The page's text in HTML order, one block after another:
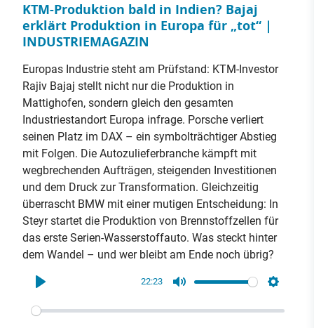
KTM-Produktion bald in Indien? Bajaj
erklärt Produktion in Europa für „tot“ |
INDUSTRIEMAGAZIN
Europas Industrie steht am Prüfstand: KTM-Investor
Rajiv Bajaj stellt nicht nur die Produktion in
Mattighofen, sondern gleich den gesamten
Industriestandort Europa infrage. Porsche verliert
seinen Platz im DAX – ein symbolträchtiger Abstieg
mit Folgen. Die Autozulieferbranche kämpft mit
wegbrechenden Aufträgen, steigenden Investitionen
und dem Druck zur Transformation. Gleichzeitig
überrascht BMW mit einer mutigen Entscheidung: In
Steyr startet die Produktion von Brennstoffzellen für
das erste Serien-Wasserstoffauto. Was steckt hinter
dem Wandel – und wer bleibt am Ende noch übrig?
22:23